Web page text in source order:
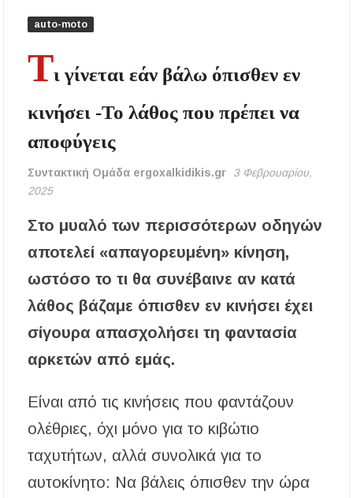
τηλεφωνικής εξαπάτησης ανηλίκου – Έκκληση
προς όλους τους γονείς
Δράση περισυλλογής αδέσποτων ζώων στα
Πυργαδίκια Χαλκιδικής στις 12 Αυγούστου
Λαϊκές μελωδίες στην πλατεία του Πολυγύρου
με την ορχήστρα «Το Λαϊκόν»
Υποχρεωτικά μέσω τράπεζας τα ενοίκια από
την 1η Οκτωβρίου 2026 – Τι αλλάζει για
Έως 30.000 ευρώ επιδότηση για αγορά
δικαιούχοι
Κυνήγι 2026-2027: Πότε ανοίγει η κυνηγετική
περίοδος και πόσο κοστίζει η άδεια θήρας
ΑΝ.ΕΤ.ΧΑ.: Παρατείνεται η προθεσμία
υποβολής προτάσεων στο πλαίσιο του LEADER
δύσβατο σημείο στη Συκιά
auto-moto
Τι γίνεται εάν βάλω όπισθεν εν
κινήσει -Το λάθος που πρέπει να
αποφύγεις
Συντακτική Ομάδα ergoxalkidikis.gr
3 Φεβρουαρίου,
2025
Στο μυαλό των περισσότερων οδηγών
αποτελεί «απαγορευμένη» κίνηση,
ωστόσο το τι θα συνέβαινε αν κατά
λάθος βάζαμε όπισθεν εν κινήσει έχει
σίγουρα απασχολήσει τη φαντασία
αρκετών από εμάς.
Είναι από τις κινήσεις που φαντάζουν
ολέθριες, όχι μόνο για το κιβώτιο
ταχυτήτων, αλλά συνολικά για το
αυτοκίνητο: Να βάλεις όπισθεν την ώρα